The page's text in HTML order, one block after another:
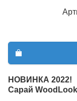
НОВИНКА 2022!
Сарай